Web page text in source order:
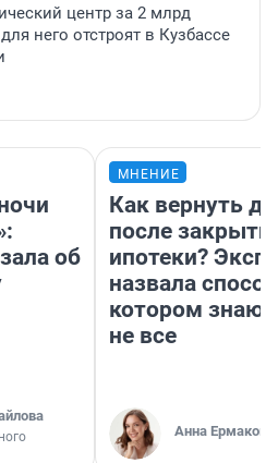
центр за 2 млрд
него отстроят в Кузбассе
об
МНЕНИЕ
Как вернуть
после
ипотеки?
назвала
котором
не все
Анна Ермакова